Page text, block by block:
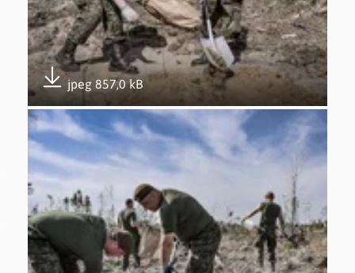
jpeg 857,0 kB
Pobierz załącznik
Otwórz załącznik Udział w akcji #sadziMy – 26.04.2019